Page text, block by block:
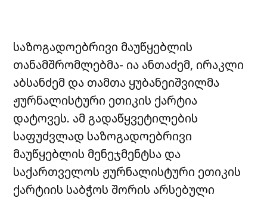
საზოგადოებრივი მაუწყებლის
თანამშრომლებმა- ია ანთაძემ, ირაკლი
აბსანძემ და თამთა ყუბანეიშვილმა
ჟურნალისტური ეთიკის ქარტია
დატოვეს. ამ გადაწყვეტილების
საფუძვლად საზოგადოებრივი
მაუწყებლის მენეჯმენტსა და
საქართველოს ჟურნალისტური ეთიკის
ქარტიის საბჭოს შორის არსებული